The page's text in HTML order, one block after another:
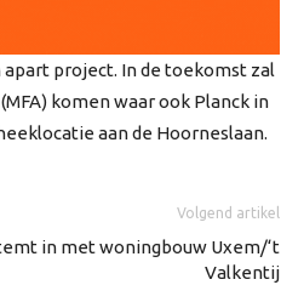
project. In de toekomst zal
komen waar ook Planck in
aan de Hoorneslaan.
Volgend artikel
in met woningbouw Uxem/‘t
Valkentij